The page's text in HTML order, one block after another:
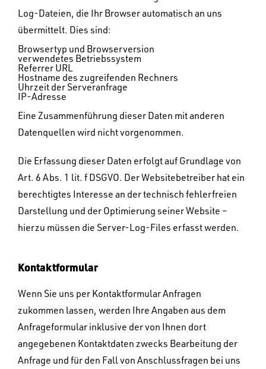
Log-Dateien, die Ihr Browser automatisch an uns
übermittelt. Dies sind:
Browsertyp und Browserversion
verwendetes Betriebssystem
Referrer URL
Hostname des zugreifenden Rechners
Uhrzeit der Serveranfrage
IP-Adresse
Eine Zusammenführung dieser Daten mit anderen
Datenquellen wird nicht vorgenommen.
Die Erfassung dieser Daten erfolgt auf Grundlage von
Art. 6 Abs. 1 lit. f DSGVO. Der Websitebetreiber hat ein
berechtigtes Interesse an der technisch fehlerfreien
Darstellung und der Optimierung seiner Website –
hierzu müssen die Server-Log-Files erfasst werden.
Kontaktformular
Wenn Sie uns per Kontaktformular Anfragen
zukommen lassen, werden Ihre Angaben aus dem
Anfrageformular inklusive der von Ihnen dort
angegebenen Kontaktdaten zwecks Bearbeitung der
Anfrage und für den Fall von Anschlussfragen bei uns